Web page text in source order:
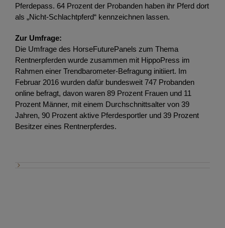
Pferdepass. 64 Prozent der Probanden haben ihr Pferd dort
als „Nicht-Schlachtpferd“ kennzeichnen lassen.
Zur Umfrage:
Die Umfrage des HorseFuturePanels zum Thema
Rentnerpferden wurde zusammen mit HippoPress im
Rahmen einer Trendbarometer-Befragung initiiert. Im
Februar 2016 wurden dafür bundesweit 747 Probanden
online befragt, davon waren 89 Prozent Frauen und 11
Prozent Männer, mit einem Durchschnittsalter von 39
Jahren, 90 Prozent aktive Pferdesportler und 39 Prozent
Besitzer eines Rentnerpferdes.